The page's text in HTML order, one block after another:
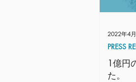
1億円
た。
PRESS
2022年4